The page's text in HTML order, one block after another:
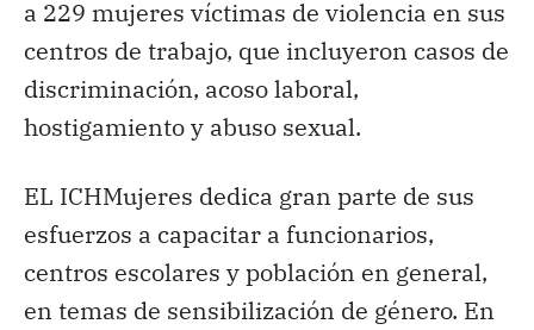
a 229 mujeres víctimas de violencia en sus
centros de trabajo, que incluyeron casos de
discriminación, acoso laboral,
hostigamiento y abuso sexual.
EL ICHMujeres dedica gran parte de sus
esfuerzos a capacitar a funcionarios,
centros escolares y población en general,
en temas de sensibilización de género. En